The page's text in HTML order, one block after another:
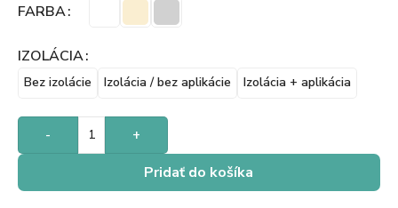
FARBA
IZOLÁCIA
Bez izolácie Izolácia / bez aplikácie Izolácia + aplikácia
- +
Pridať do košíka